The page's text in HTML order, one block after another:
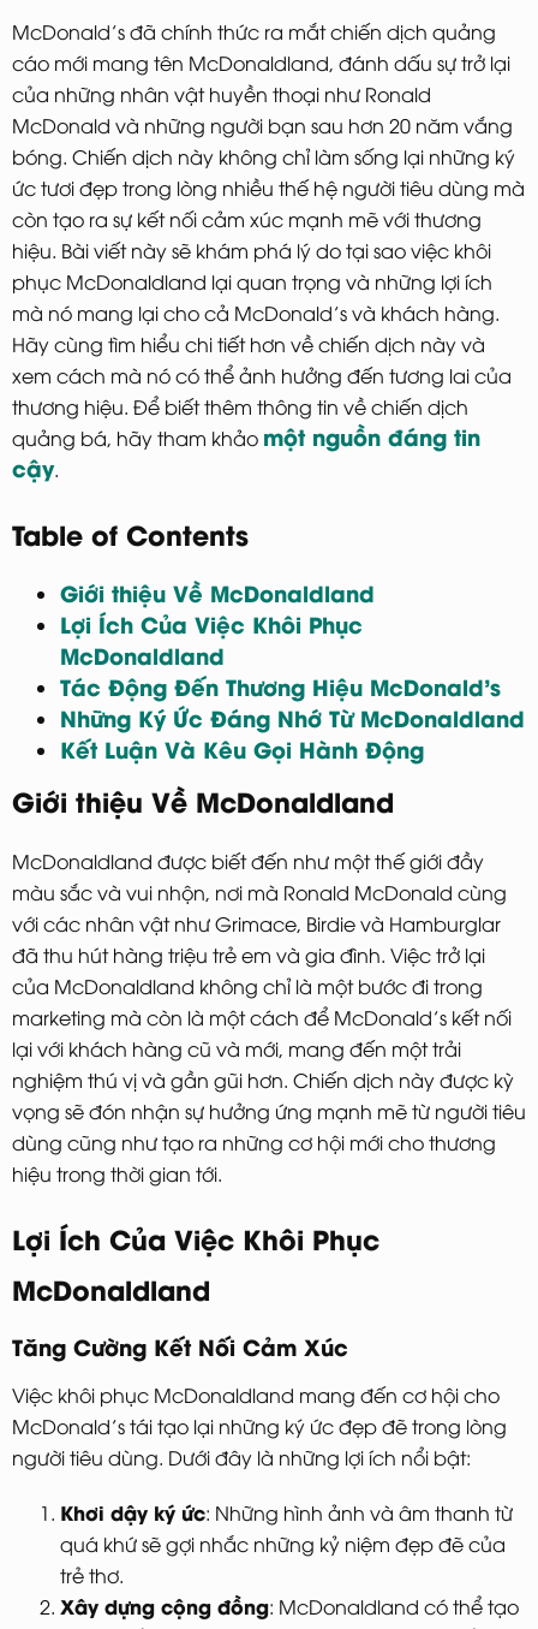
McDonald’s đã chính thức ra mắt chiến dịch quảng
cáo mới mang tên McDonaldland, đánh dấu sự trở lại
của những nhân vật huyền thoại như Ronald
McDonald và những người bạn sau hơn 20 năm vắng
bóng. Chiến dịch này không chỉ làm sống lại những ký
ức tươi đẹp trong lòng nhiều thế hệ người tiêu dùng mà
còn tạo ra sự kết nối cảm xúc mạnh mẽ với thương
hiệu. Bài viết này sẽ khám phá lý do tại sao việc khôi
phục McDonaldland lại quan trọng và những lợi ích
mà nó mang lại cho cả McDonald’s và khách hàng.
Hãy cùng tìm hiểu chi tiết hơn về chiến dịch này và
xem cách mà nó có thể ảnh hưởng đến tương lai của
thương hiệu. Để biết thêm thông tin về chiến dịch
quảng bá, hãy tham khảo một nguồn đáng tin
cậy.
Table of Contents
Giới thiệu Về McDonaldland
Lợi Ích Của Việc Khôi Phục
McDonaldland
Tác Động Đến Thương Hiệu McDonald’s
Những Ký Ức Đáng Nhớ Từ McDonaldland
Kết Luận Và Kêu Gọi Hành Động
Giới thiệu Về McDonaldland
McDonaldland được biết đến như một thế giới đầy
màu sắc và vui nhộn, nơi mà Ronald McDonald cùng
với các nhân vật như Grimace, Birdie và Hamburglar
đã thu hút hàng triệu trẻ em và gia đình. Việc trở lại
của McDonaldland không chỉ là một bước đi trong
marketing mà còn là một cách để McDonald’s kết nối
lại với khách hàng cũ và mới, mang đến một trải
nghiệm thú vị và gần gũi hơn. Chiến dịch này được kỳ
vọng sẽ đón nhận sự hưởng ứng mạnh mẽ từ người tiêu
dùng cũng như tạo ra những cơ hội mới cho thương
hiệu trong thời gian tới.
Lợi Ích Của Việc Khôi Phục
McDonaldland
Tăng Cường Kết Nối Cảm Xúc
Việc khôi phục McDonaldland mang đến cơ hội cho
McDonald’s tái tạo lại những ký ức đẹp đẽ trong lòng
người tiêu dùng. Dưới đây là những lợi ích nổi bật:
Khơi dậy ký ức: Những hình ảnh và âm thanh từ
quá khứ sẽ gợi nhắc những kỷ niệm đẹp đẽ của
trẻ thơ.
Xây dựng cộng đồng: McDonaldland có thể tạo